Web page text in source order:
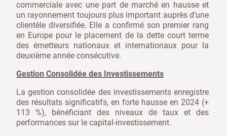
commerciale avec une part de marché en hausse et
un rayonnement toujours plus important auprès d’une
clientèle diversifiée. Elle a confirmé son premier rang
en Europe pour le placement de la dette court terme
des émetteurs nationaux et internationaux pour la
deuxième année consécutive.
Gestion Consolidée des Investissements
La gestion consolidée des investissements enregistre
des résultats significatifs, en forte hausse en 2024 (+
113 %), bénéficiant des niveaux de taux et des
performances sur le capital-investissement.